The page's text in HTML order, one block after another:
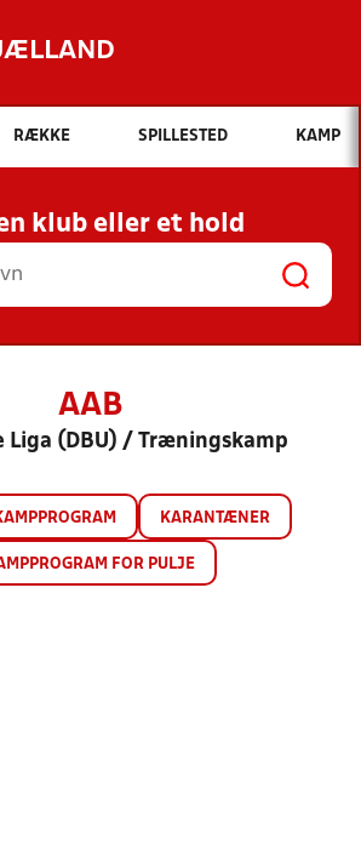
Hvad vil du søge efter?
INDHOLD OG NYHEDER
RESULTATER, KLUBBER OG
HOLD
RÆKKE SPILLESTED KAMP
klub eller et hold
AAB
Liga (DBU) / Træningskamp
KARANTÆNER
FOR PULJE